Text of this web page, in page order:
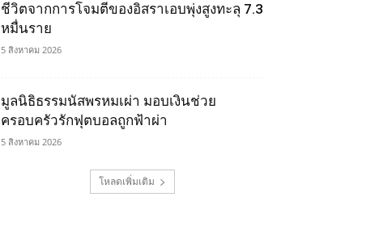
ชีวิตจากการโจมตีของอิสราเอบพุ่งสูงทะลุ 7.3
หมื่นราย
5 สิงหาคม 2026
มูลนิธิธรรมนัสพรหมเผ่า มอบเงินช่วย
ครอบครัวรักฟุตบอลถูกฟ้าผ่า
5 สิงหาคม 2026
โหลดเพิ่มเติม